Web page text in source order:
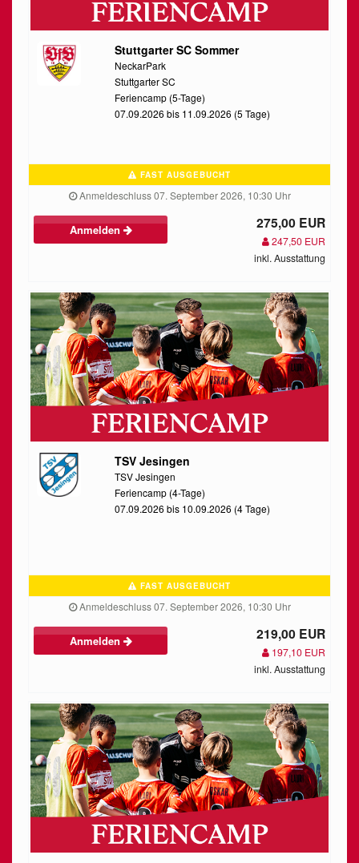
Stuttgarter SC Sommer
NeckarPark
Stuttgarter SC
Feriencamp (5-Tage)
07.09.2026 bis 11.09.2026 (5 Tage)
FAST AUSGEBUCHT
Anmeldeschluss 07. September 2026, 10:30 Uhr
Anmelden 275,00 EUR
247,50 EUR
inkl. Ausstattung
TSV Jesingen
TSV Jesingen
Feriencamp (4-Tage)
07.09.2026 bis 10.09.2026 (4 Tage)
FAST AUSGEBUCHT
Anmeldeschluss 07. September 2026, 10:30 Uhr
Anmelden 219,00 EUR
197,10 EUR
inkl. Ausstattung